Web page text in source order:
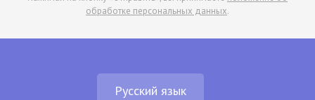
обработке персональных данных.
Русский язык